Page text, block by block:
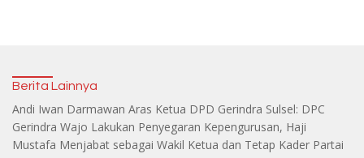
Berita Lainnya
Andi Iwan Darmawan Aras Ketua DPD Gerindra Sulsel: DPC
Gerindra Wajo Lakukan Penyegaran Kepengurusan, Haji
Mustafa Menjabat sebagai Wakil Ketua dan Tetap Kader Partai